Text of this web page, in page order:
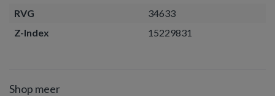
RVG
34633
Z-Index
15229831
Shop meer